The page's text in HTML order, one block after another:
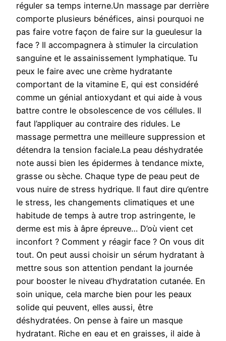
réguler sa temps interne.Un massage par derrière
comporte plusieurs bénéfices, ainsi pourquoi ne
pas faire votre façon de faire sur la gueulesur la
face ? Il accompagnera à stimuler la circulation
sanguine et le assainissement lymphatique. Tu
peux le faire avec une crème hydratante
comportant de la vitamine E, qui est considéré
comme un génial antioxydant et qui aide à vous
battre contre le obsolescence de vos céllules. Il
faut l’appliquer au contraire des ridules. Le
massage permettra une meilleure suppression et
détendra la tension faciale.La peau déshydratée
note aussi bien les épidermes à tendance mixte,
grasse ou sèche. Chaque type de peau peut de
vous nuire de stress hydrique. Il faut dire qu’entre
le stress, les changements climatiques et une
habitude de temps à autre trop astringente, le
derme est mis à âpre épreuve… D’où vient cet
inconfort ? Comment y réagir face ? On vous dit
tout. On peut aussi choisir un sérum hydratant à
mettre sous son attention pendant la journée
pour booster le niveau d’hydratation cutanée. En
soin unique, cela marche bien pour les peaux
solide qui peuvent, elles aussi, être
déshydratées. On pense à faire un masque
hydratant. Riche en eau et en graisses, il aide à